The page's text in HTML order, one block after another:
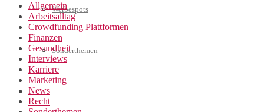
Werbespots
Sonderthemen
Geschäftskonto eröffnen
Allgemein
Arbeitsalltag
Crowdfunding Plattformen
Finanzen
Gesundheit
Interviews
Karriere
Marketing
News
Recht